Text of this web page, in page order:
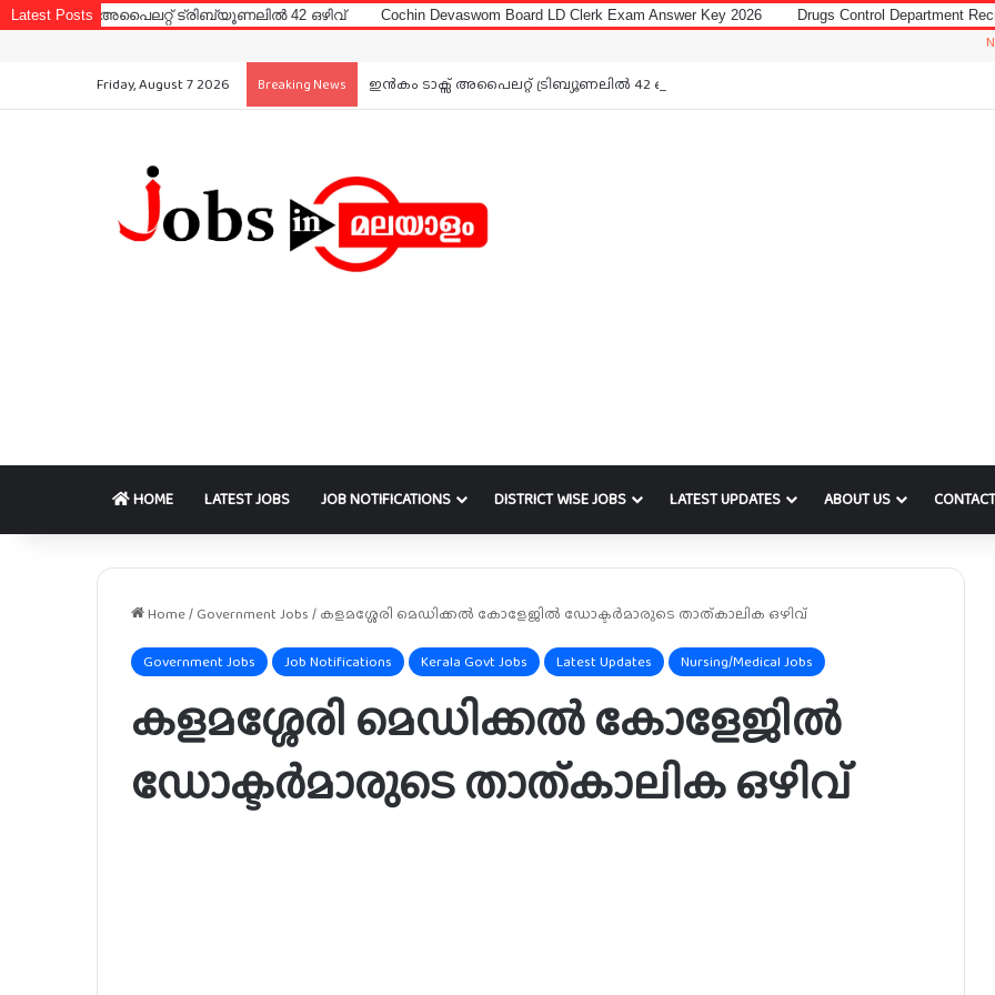
Latest Posts
ട്രിബ്യൂണലിൽ 42 ഒഴിവ് Cochin Devaswom Board LD Clerk Exam Answer Key 2026 Drugs Control Department Recruitment 2026 for
Notice: Jobs
Friday, August 7 2026
Breaking News ഇൻകം ടാക്സ് അപൈലറ്റ് ട്രിബ്യൂണലിൽ 42 ഒഴിവ്
HOME LATEST JOBS JOB NOTIFICATIONS DISTRICT WISE JOBS LATEST UPDATES ABOUT US
Home/ Government Jobs / കളമശ്ശേരി മെഡിക്കൽ കോളേജിൽ ഡോക്ടർമാരുടെ താത്കാലിക ഒഴിവ്
Government Jobs Job Notifications Kerala Govt Jobs Latest Updates Nursing/Medical Jobs
കളമശ്ശേരി മെഡിക്കൽ കോളേജിൽ
ഡോക്ടർമാരുടെ താത്കാലിക ഒഴിവ്